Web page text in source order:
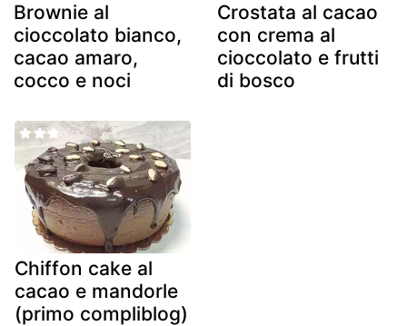
Brownie al
cioccolato bianco,
cacao amaro,
cocco e noci
Crostata al cacao
con crema al
cioccolato e frutti
di bosco
Chiffon cake al
cacao e mandorle
(primo compliblog)